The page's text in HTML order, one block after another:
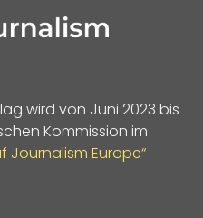
wird von Juni 2023 bis
Kommission im
Journalism Europe“